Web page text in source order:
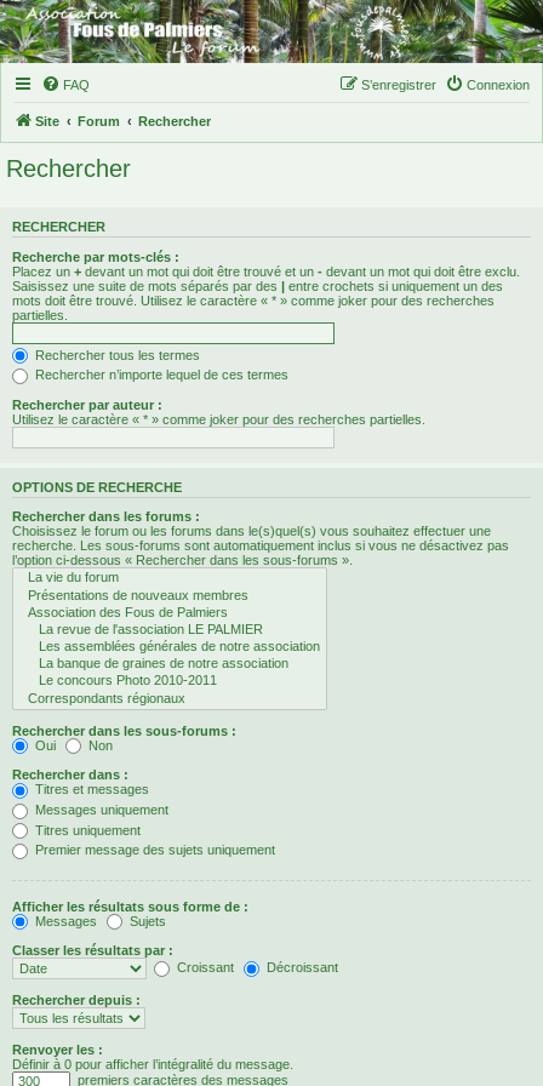
FAQ Connexion
S’enregistrer
Site Forum Rechercher
Rechercher
RECHERCHER
Recherche par mots-clés :
Placez un + devant un mot qui doit être trouvé et un - devant un mot qui doit être exclu.
Saisissez une suite de mots séparés par des | entre crochets si uniquement un des
mots doit être trouvé. Utilisez le caractère « * » comme joker pour des recherches
partielles.
Rechercher tous les termes
Rechercher n’importe lequel de ces termes
Rechercher par auteur :
Utilisez le caractère « * » comme joker pour des recherches partielles.
OPTIONS DE RECHERCHE
Rechercher dans les forums :
Choisissez le forum ou les forums dans le(s)quel(s) vous souhaitez effectuer une
recherche. Les sous-forums sont automatiquement inclus si vous ne désactivez pas
l’option ci-dessous « Rechercher dans les sous-forums ».
Rechercher dans les sous-forums :
Oui
Non
Rechercher dans :
Titres et messages
Messages uniquement
Titres uniquement
Premier message des sujets uniquement
Afficher les résultats sous forme de :
Messages
Sujets
Classer les résultats par :
Croissant
Décroissant
Rechercher depuis :
Renvoyer les :
Définir à 0 pour afficher l’intégralité du message.
premiers caractères des messages